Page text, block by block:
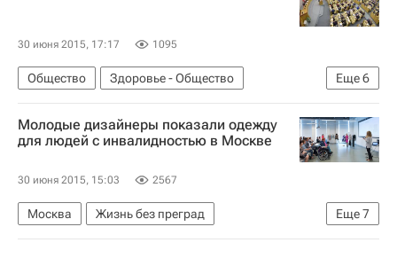
30 июня 2015, 17:17 1095
Еще6
Общество
Здоровье - Общество
Жизнь без преград
Европа
Весь мир
Госдума РФ
Здоровье Россия
Молодые дизайнеры показали одежду
для людей с инвалидностью в Москве
30 июня 2015, 15:03 2567
Еще7
Москва
Жизнь без преград
Центральный ФО
Весь мир
Европа